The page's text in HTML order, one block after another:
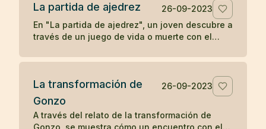
sabiduría simple pero profunda del Tao.
La partida de ajedrez
26-09-2023
En "La partida de ajedrez", un joven descubre a
través de un juego de vida o muerte con el
concentración y la compasión son las claves
La transformación de
Gonzo
26-09-2023
A través del relato de la transformación de
Gonzo, se muestra cómo un encuentro con el